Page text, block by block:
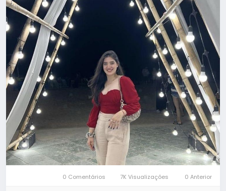
0 Comentários 7K Visualizações 0 Anterior